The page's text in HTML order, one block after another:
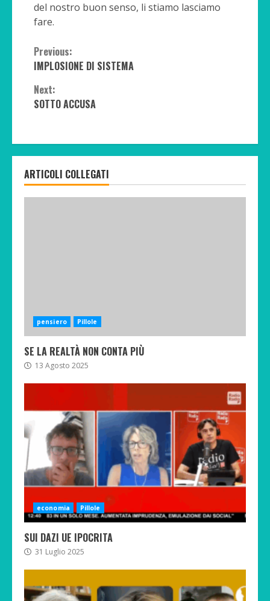
del nostro buon senso, li stiamo lasciamo
fare.
Continue
Reading
Previous:
IMPLOSIONE DI SISTEMA
Next:
SOTTO ACCUSA
ARTICOLI COLLEGATI
pensiero Pillole
SE LA REALTÀ NON CONTA PIÙ
13 Agosto 2025
economia Pillole
SUI DAZI UE IPOCRITA
31 Luglio 2025